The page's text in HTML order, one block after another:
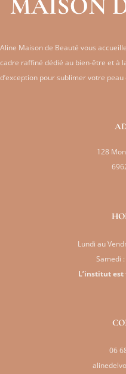
Aline Maison de Beauté vous
cadre raffiné dédié au bien-être et à
d’exception pour sublimer votre
128
Lundi au
Samedi
L’institut
06